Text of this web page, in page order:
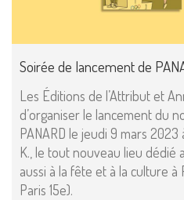
Soirée de lancement de
Les Éditions de l’Attribut et
d’organiser le lancement du
PANARD le jeudi 9 mars
K., le tout nouveau lieu dédié
aussi à la fête et à la culture
Paris 15e).